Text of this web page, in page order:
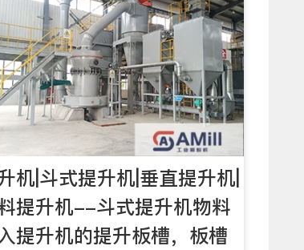
机|斗式提升机|垂直提升机|
提升机--斗式提升机物料
提升机的提升板槽，板槽